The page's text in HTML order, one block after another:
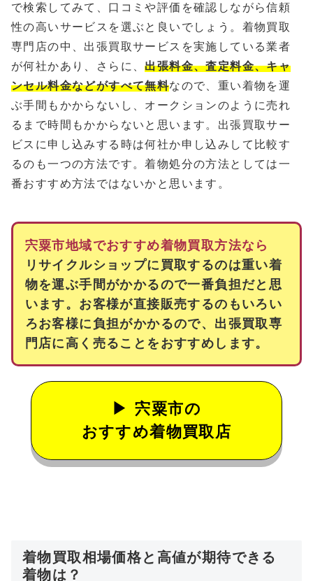
で検索してみて、口コミや評価を確認しながら信頼
性の高いサービスを選ぶと良いでしょう。着物買取
専門店の中、出張買取サービスを実施している業者
が何社かあり、さらに、出張料金、査定料金、キャ
ンセル料金などがすべて無料なので、重い着物を運
ぶ手間もかからないし、オークションのように売れ
るまで時間もかからないと思います。出張買取サー
ビスに申し込みする時は何社か申し込みして比較す
るのも一つの方法です。着物処分の方法としては一
番おすすめ方法ではないかと思います。
宍粟市地域でおすすめ着物買取方法なら
リサイクルショップに買取するのは重い着
物を運ぶ手間がかかるので一番負担だと思
います。お客様が直接販売するのもいろい
ろお客様に負担がかかるので、出張買取専
門店に高く売ることをおすすめします。
宍粟市の
おすすめ着物買取店
着物買取相場価格と高値が期待できる
着物は？